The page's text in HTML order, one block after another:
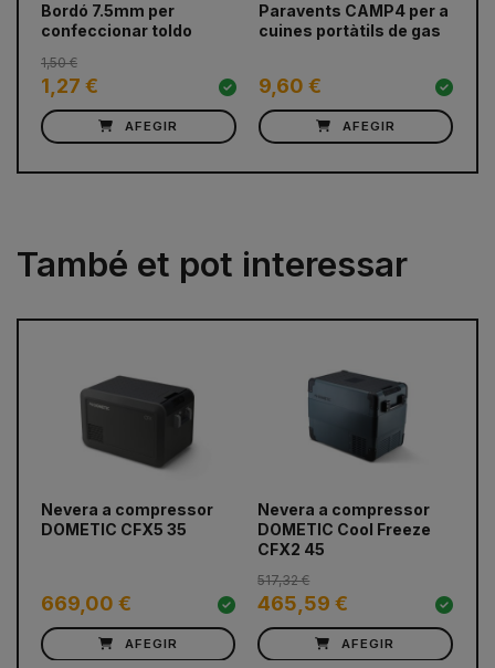
Bordó 7.5mm per
confeccionar toldo
1,27 €
1,50 €
AFEGIR
Paravents CAMP4 per a
cuines portàtils de gas
9,60 €
AFEGIR
També et pot interessar
Nevera a compressor
DOMETIC CFX5 35
669,00 €
AFEGIR
Nevera a compressor
DOMETIC Cool Freeze
CFX2 45
465,59 €
517,32 €
AFEGIR
prev next